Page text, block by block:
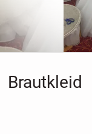
Brautkleid